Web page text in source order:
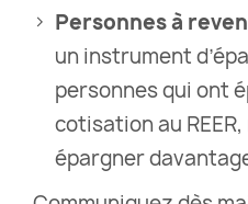
Personnes à
un instrument
personnes qui ont
cotisation au
épargner